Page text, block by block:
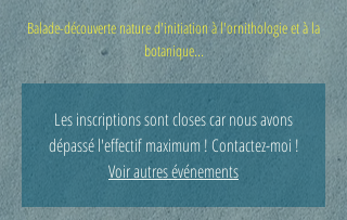
Balade-découverte nature d'initiation à l'ornithologie et à la
botanique...
Les inscriptions sont closes car nous avons
dépassé l'effectif maximum ! Contactez-moi !
Voir autres événements